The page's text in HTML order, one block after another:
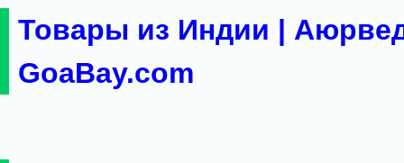
Товары из Индии |
GoaBay.com